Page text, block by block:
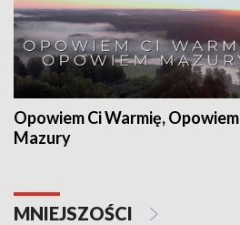
Opowiem Ci Warmię, Opowiem
Mazury
MNIEJSZOŚCI